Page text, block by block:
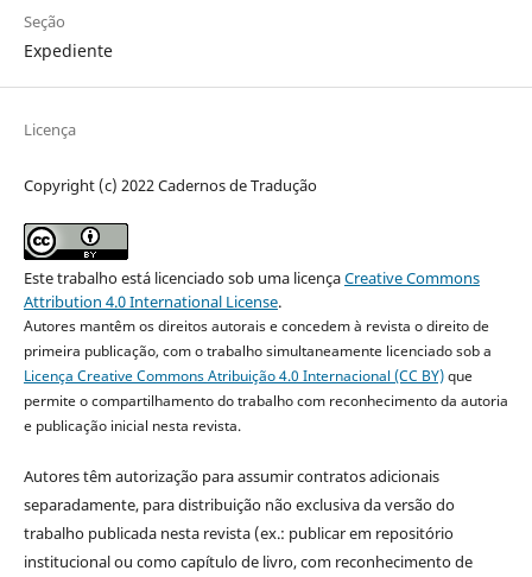
Seção
Expediente
Licença
Copyright (c) 2022 Cadernos de Tradução
Este trabalho está licenciado sob uma licençaCreative Commons
Attribution 4.0 International License.
Autores mantêm os direitos autorais e concedem à revista o direito de
primeira publicação, com o trabalho simultaneamente licenciado sob a
Licença Creative Commons Atribuição 4.0 Internacional (CC BY)que
permite o compartilhamento do trabalho com reconhecimento da autoria
e publicação inicial nesta revista.
Autores têm autorização para assumir contratos adicionais
separadamente, para distribuição não exclusiva da versão do
trabalho publicada nesta revista (ex.: publicar em repositório
institucional ou como capítulo de livro, com reconhecimento de